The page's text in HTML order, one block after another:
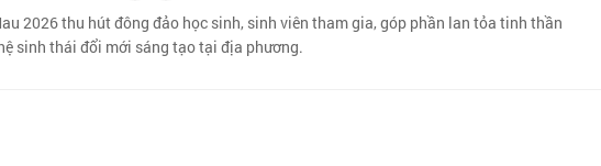
2026 thu hút đông đảo học sinh, sinh viên tham gia, góp phần lan tỏa tinh thần
sinh thái đổi mới sáng tạo tại địa phương.